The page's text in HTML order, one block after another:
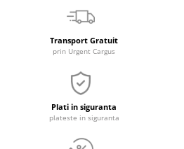
Transport Gratuit
prin Urgent Cargus
Plati in siguranta
plateste in siguranta